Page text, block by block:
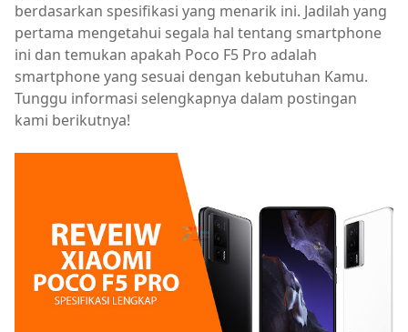
berdasarkan spesifikasi yang menarik ini. Jadilah yang
pertama mengetahui segala hal tentang smartphone
ini dan temukan apakah Poco F5 Pro adalah
smartphone yang sesuai dengan kebutuhan Kamu.
Tunggu informasi selengkapnya dalam postingan
kami berikutnya!